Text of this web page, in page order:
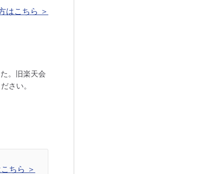
はこちら ＞
。旧楽天会
さい。
ちら ＞